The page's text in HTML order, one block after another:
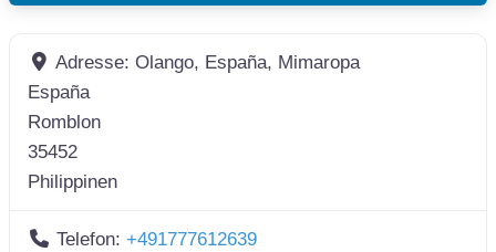
Adresse:Olango, España, Mimaropa
España
Romblon
35452
Philippinen
Telefon:+491777612639